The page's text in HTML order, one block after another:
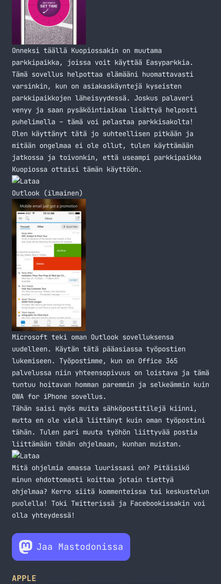
Onneksi täällä Kuopiossakin on muutama
parkkipaikka, joissa voit käyttää Easyparkkia.
Tämä sovellus helpottaa elämääni huomattavasti
varsinkin, kun on asiakaskäyntejä kyseisten
parkkipaikkojen läheisyydessä. Joskus palaveri
venyy ja saan pysäköintiaikaa lisättyä helposti
puhelimella – tämä voi pelastaa parkkisakolta!
Olen käyttänyt tätä jo suhteellisen pitkään ja
mitään ongelmaa ei ole ollut, tulen käyttämään
jatkossa ja toivonkin, että useampi parkkipaikka
Kuopiossa ottaisi tämän käyttöön.
Outlook (ilmainen)
Microsoft teki oman Outlook sovelluksensa
uudelleen. Käytän tätä pääasiassa työpostien
lukemiseen. Työpostimme, kun on Office 365
palvelussa niin yhteensopivuus on loistava ja tämä
tuntuu hoitavan homman paremmin ja selkeämmin kuin
OWA for iPhone sovellus.
Tähän saisi myös muita sähköpostitilejä kiinni,
mutta en ole vielä liittänyt kuin oman työpostini
tähän. Tulen pari muuta työhön liittyvää postia
liittämään tähän ohjelmaan, kunhan muistan.
Mitä ohjelmia omassa luurissasi on? Pitäisikö
minun ehdottomasti koittaa jotain tiettyä
ohjelmaa? Kerro siitä kommenteissa tai keskustelun
puolella! Toki Twitterissä ja Facebookissakin voi
olla yhteydessä!
Jaa Mastodonissa
APPLE